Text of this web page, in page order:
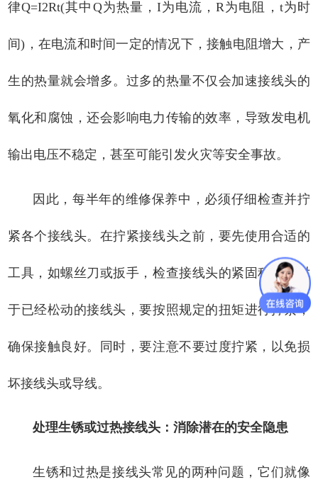
律Q=I2Rt(其中Q为热量，I为电流，R为电阻，t为时
间)，在电流和时间一定的情况下，接触电阻增大，产
生的热量就会增多。过多的热量不仅会加速接线头的
氧化和腐蚀，还会影响电力传输的效率，导致发电机
输出电压不稳定，甚至可能引发火灾等安全事故。
因此，每半年的维修保养中，必须仔细检查并拧
紧各个接线头。在拧紧接线头之前，要先使用合适的
工具，如螺丝刀或扳手，检查接线头的紧固程度。对
于已经松动的接线头，要按照规定的扭矩进行拧紧，
确保接触良好。同时，要注意不要过度拧紧，以免损
坏接线头或导线。
处理生锈或过热接线头：消除潜在的安全隐患
生锈和过热是接线头常见的两种问题，它们就像